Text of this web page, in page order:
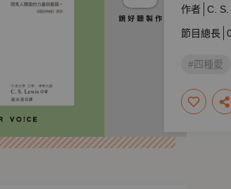
作者 C.
節目總長
#四種愛